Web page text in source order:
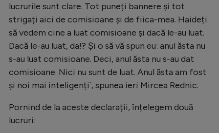
lucrurile sunt clare. Tot puneți bannere și tot
strigați aici de comisioane și de fiica-mea. Haideți
să vedem cine a luat comisioane și dacă le-au luat.
Dacă le-au luat, da!? Și o să vă spun eu: anul ăsta nu
s-au luat comisioane. Deci, anul ăsta nu s-au dat
comisioane. Nici nu sunt de luat. Anul ăsta am fost
și noi mai inteligenți`, spunea ieri Mircea Rednic.
Pornind de la aceste declarații, înțelegem două
lucruri: